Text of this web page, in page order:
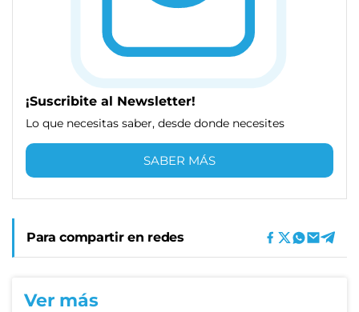
¡Suscribite al Newsletter!
Lo que necesitas saber, desde donde necesites
SABER MÁS
Para compartir en redes
Ver más